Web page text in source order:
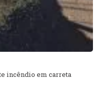
incêndio em carreta